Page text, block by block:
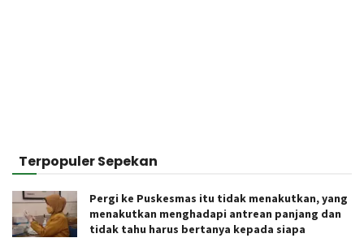
Terpopuler Sepekan
Pergi ke Puskesmas itu tidak menakutkan, yang
menakutkan menghadapi antrean panjang dan
tidak tahu harus bertanya kepada siapa